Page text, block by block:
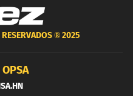
®2025